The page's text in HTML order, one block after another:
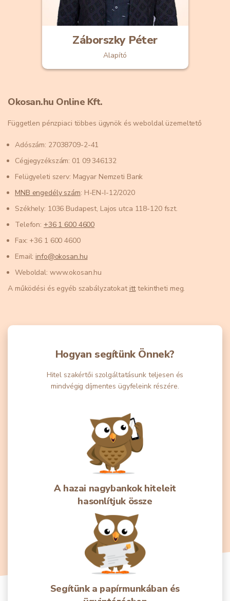
Záborszky Péter
Alapító
Okosan.hu Online Kft.
Független pénzpiaci többes ügynök és weboldal üzemeltető
Adószám: 27038709-2-41
Cégjegyzékszám: 01 09 346132
Felügyeleti szerv: Magyar Nemzeti Bank
MNB engedély szám: H-EN-I-12/2020
Székhely: 1036 Budapest, Lajos utca 118-120 fszt.
Telefon: +36 1 600 4600
Fax: +36 1 600 4600
Email: info@okosan.hu
Weboldal: www.okosan.hu
A működési és egyéb szabályzatokat itttekintheti meg.
Hogyan segítünk Önnek?
Hitel szakértői szolgáltatásunk teljesen és
mindvégig díjmentes ügyfeleink részére.
A hazai nagybankok hiteleit
hasonlítjuk össze
Segítünk a papírmunkában és